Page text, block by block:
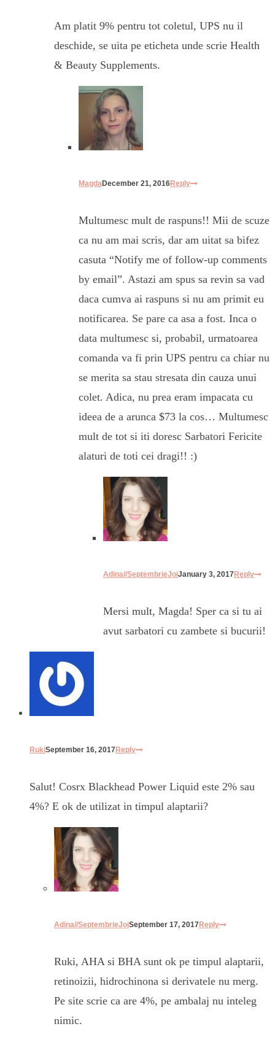
Am platit 9% pentru tot coletul, UPS nu il
deschide, se uita pe eticheta unde scrie Health
& Beauty Supplements.
MagdaDecember 21, 2016Reply
Multumesc mult de raspuns!! Mii de scuze
ca nu am mai scris, dar am uitat sa bifez
casuta “Notify me of follow-up comments
by email”. Astazi am spus sa revin sa vad
daca cumva ai raspuns si nu am primit eu
notificarea. Se pare ca asa a fost. Inca o
data multumesc si, probabil, urmatoarea
comanda va fi prin UPS pentru ca chiar nu
se merita sa stau stresata din cauza unui
colet. Adica, nu prea eram impacata cu
ideea de a arunca $73 la cos… Multumesc
mult de tot si iti doresc Sarbatori Fericite
alaturi de toti cei dragi!! :)
Adina//SeptembrieJoiJanuary 3, 2017Reply
Mersi mult, Magda! Sper ca si tu ai
avut sarbatori cu zambete si bucurii!
RukiSeptember 16, 2017Reply
Salut! Cosrx Blackhead Power Liquid este 2% sau
4%? E ok de utilizat in timpul alaptarii?
Adina//SeptembrieJoiSeptember 17, 2017Reply
Ruki, AHA si BHA sunt ok pe timpul alaptarii,
retinoizii, hidrochinona si derivatele nu merg.
Pe site scrie ca are 4%, pe ambalaj nu inteleg
nimic.